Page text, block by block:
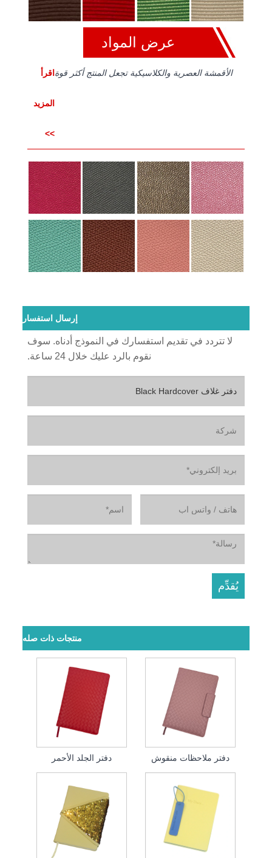
عرض المواد
الأقمشة العصرية والكلاسيكية تجعل المنتج أكثر قوة اقرأ
المزيد
>>
إرسال استفسار
لا تتردد في تقديم استفسارك في النموذج أدناه. سوف
نقوم بالرد عليك خلال 24 ساعة.
منتجات ذات صله
دفتر الجلد الأحمر دفتر ملاحظات منقوش